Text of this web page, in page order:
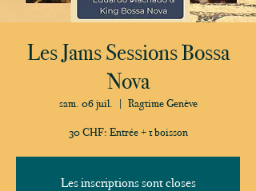
Les Jams Sessions Bossa
Nova
sam. 06 juil.
  |
Ragtime Genève
30 CHF: Entrée + 1 boisson
Les inscriptions sont closes